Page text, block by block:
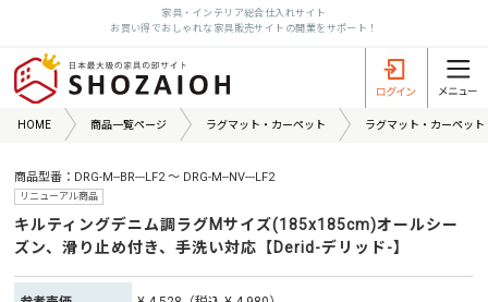
家具・インテリア総合仕入れサイト
お買い得でおしゃれな家具販売サイトの開業をサポート！
HOME 商品一覧ページ ラグマット・カーペット ラグマット・カーペット
商品型番：DRG-M--BR---LF2 ～ DRG-M--NV---LF2
リニューアル商品
キルティングデニム調ラグMサイズ(185x185cm)オールシー
ズン、滑り止め付き、手洗い対応【Derid-デリッド-】